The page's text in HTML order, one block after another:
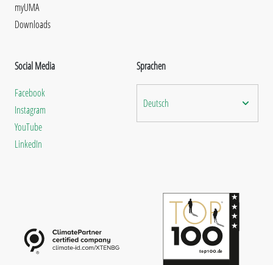
myUMA
Downloads
Social Media
Facebook
Instagram
YouTube
LinkedIn
Sprachen
Deutsch